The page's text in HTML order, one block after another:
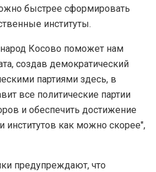
быстрее сформировать
институты.
Косово поможет нам
создав демократический
партиями здесь, в
все политические партии
и обеспечить достижение
институтов как можно скорее",
предупреждают, что